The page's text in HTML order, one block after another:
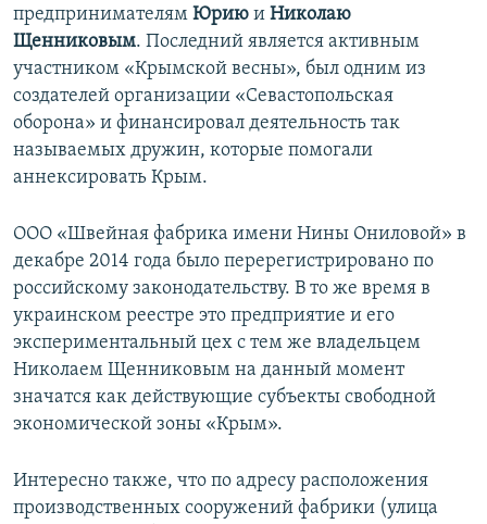
предпринимателям Юрию и Николаю
Щенниковым. Последний является активным
участником «Крымской весны», был одним из
создателей организации «Севастопольская
оборона» и финансировал деятельность так
называемых дружин, которые помогали
аннексировать Крым.
ООО «Швейная фабрика имени Нины Ониловой» в
декабре 2014 года было перерегистрировано по
российскому законодательству. В то же время в
украинском реестре это предприятие и его
экспериментальный цех с тем же владельцем
Николаем Щенниковым на данный момент
значатся как действующие субъекты свободной
экономической зоны «Крым».
Интересно также, что по адресу расположения
производственных сооружений фабрики (улица